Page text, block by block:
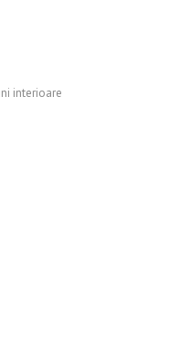
interioare